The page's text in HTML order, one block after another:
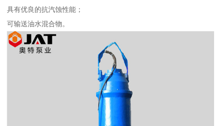
具有优良的抗汽蚀性能；
可输送油水混合物。